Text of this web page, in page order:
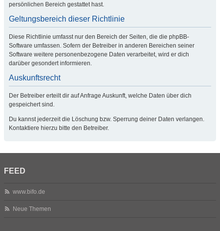
persönlichen Bereich gestattet hast.
Geltungsbereich dieser Richtlinie
Diese Richtlinie umfasst nur den Bereich der Seiten, die die phpBB-
Software umfassen. Sofern der Betreiber in anderen Bereichen seiner
Software weitere personenbezogene Daten verarbeitet, wird er dich
darüber gesondert informieren.
Auskunftsrecht
Der Betreiber erteilt dir auf Anfrage Auskunft, welche Daten über dich
gespeichert sind.
Du kannst jederzeit die Löschung bzw. Sperrung deiner Daten verlangen.
Kontaktiere hierzu bitte den Betreiber.
FEED
www.bifo.de
Neue Themen